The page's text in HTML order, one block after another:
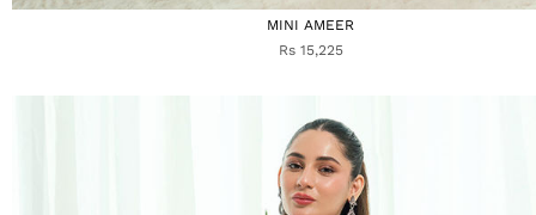
MINI AMEER
Rs 15,225